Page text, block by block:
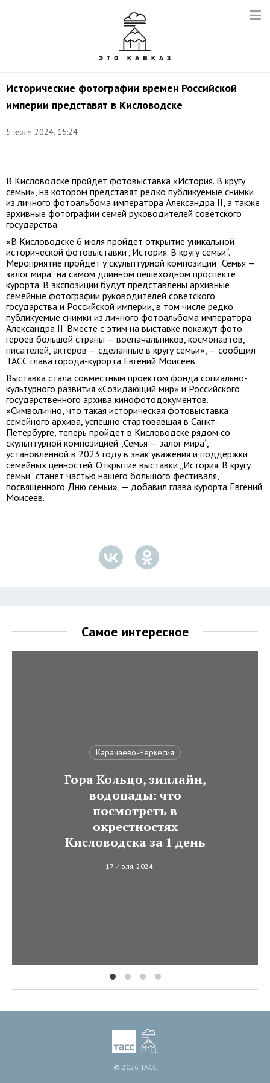
Исторические фотографии времен Российской
империи представят в Кисловодске
5 июля 2024, 15:24
Александр
В Кисловодске пройдет фотовыставка «История. В кругу
семьи», на котором представят редко публикуемые снимки
из личного фотоальбома императора Александра II, а также
архивные фотографии семей руководителей советского
государства.
«В Кисловодске 6 июля пройдет открытие уникальной
исторической фотовыставки „История. В кругу семьи“.
Мероприятие пройдет у скульптурной композиции „Семья —
залог мира“ на самом длинном пешеходном проспекте
курорта. В экспозиции будут представлены архивные
семейные фотографии руководителей советского
государства и Российской империи, в том числе редко
публикуемые снимки из личного фотоальбома императора
Александра II. Вместе с этим на выставке покажут фото
героев большой страны — военачальников, космонавтов,
писателей, актеров — сделанные в кругу семьи», — сообщил
ТАСС глава города-курорта Евгений Моисеев.
Выставка стала совместным проектом фонда социально-
культурного развития «Созидающий мир» и Российского
государственного архива кинофотодокументов.
«Символично, что такая историческая фотовыставка
семейного архива, успешно стартовавшая в Санкт-
Петербурге, теперь пройдет в Кисловодске рядом со
скульптурной композицией „Семья — залог мира“,
установленной в 2023 году в знак уважения и поддержки
семейных ценностей. Открытие выставки „История. В кругу
семьи“ станет частью нашего большого фестиваля,
посвященного Дню семьи», — добавил глава курорта Евгений
Моисеев.
Самое интересное
Карачаево-Черкесия
Гора Кольцо, зиплайн,
водопады: что
посмотреть в
окрестностях
Кисловодска за 1 день
17 Июля, 2024
© 2026 ТАСС